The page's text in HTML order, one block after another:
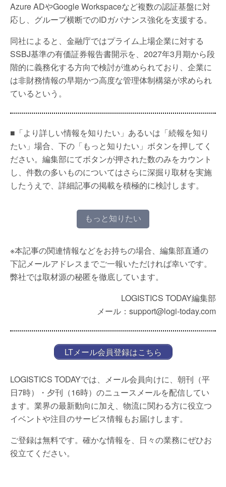
Azure ADやGoogle Workspaceなど複数の認証基盤に対
応し、グループ横断でのIDガバナンス強化を支援する。
同社によると、金融庁ではプライム上場企業に対する
SSBJ基準の有価証券報告書開示を、2027年3月期から段
階的に義務化する方向で検討が進められており、企業に
は非財務情報の早期かつ高度な管理体制構築が求められ
ているという。
■「より詳しい情報を知りたい」あるいは「続報を知り
たい」場合、下の「もっと知りたい」ボタンを押してく
ださい。編集部にてボタンが押された数のみをカウント
し、件数の多いものについてはさらに深掘り取材を実施
したうえで、詳細記事の掲載を積極的に検討します。
もっと知りたい
※本記事の関連情報などをお持ちの場合、編集部直通の
下記メールアドレスまでご一報いただければ幸いです。
弊社では取材源の秘匿を徹底しています。
LOGISTICS TODAY編集部
メール：support@logi-today.com
LTメール会員登録はこちら
LOGISTICS TODAYでは、メール会員向けに、朝刊（平
日7時）・夕刊（16時）のニュースメールを配信してい
ます。業界の最新動向に加え、物流に関わる方に役立つ
イベントや注目のサービス情報もお届けします。
ご登録は無料です。確かな情報を、日々の業務にぜひお
役立てください。